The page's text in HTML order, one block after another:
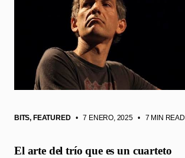
BITS, FEATURED • 7 ENERO, 2025 • 7 MIN READ
El arte del trío que es un cuarteto